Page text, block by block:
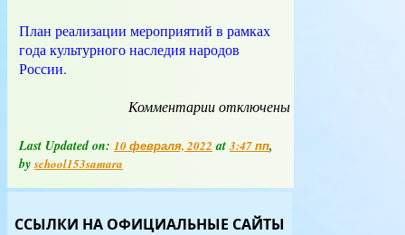
План реализации мероприятий в рамках
года культурного наследия народов
России.
Комментариик
Год
России
отключены
Last Updated on: 10 февраля, 2022 at 3:47 пп,
byschool153samara
ССЫЛКИ НА ОФИЦИАЛЬНЫЕ САЙТЫ